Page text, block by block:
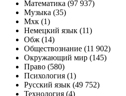
Математика (97 937)
Музыка (35)
Мхк (1)
Немецкий язык (11)
Обж (14)
Обществознание (11 902)
Окружающий мир (145)
Право (580)
Психология (1)
Русский язык (49 752)
Технология (4)